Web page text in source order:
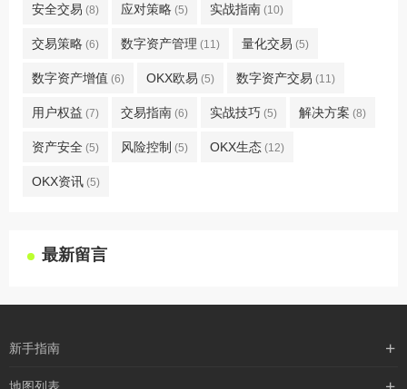
安全交易 (8) 应对策略 (5) 实战指南 (10)
交易策略 (6) 数字资产管理 (11) 量化交易 (5)
数字资产增值 (6) OKX欧易 (5) 数字资产交易 (11)
用户权益 (7) 交易指南 (6) 实战技巧 (5) 解决方案 (8)
资产安全 (5) 风险控制 (5) OKX生态 (12)
OKX资讯 (5)
最新留言
新手指南
购买流程